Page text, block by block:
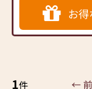
店舗の道を挟んだ
駐車場の大きな石
目印です。
場での製造を大事
お
1件 ←